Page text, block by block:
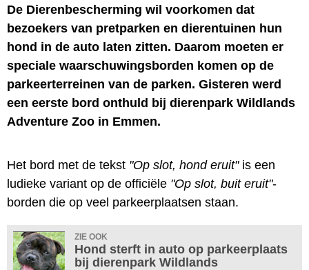
De Dierenbescherming wil voorkomen dat
bezoekers van pretparken en dierentuinen hun
hond in de auto laten zitten. Daarom moeten er
speciale waarschuwingsborden komen op de
parkeerterreinen van de parken. Gisteren werd
een eerste bord onthuld bij dierenpark Wildlands
Adventure Zoo in Emmen.
Het bord met de tekst "Op slot, hond eruit"is een
ludieke variant op de officiële "Op slot, buit eruit"-
borden die op veel parkeerplaatsen staan.
ZIE OOK
Hond sterft in auto op parkeerplaats
bij dierenpark Wildlands